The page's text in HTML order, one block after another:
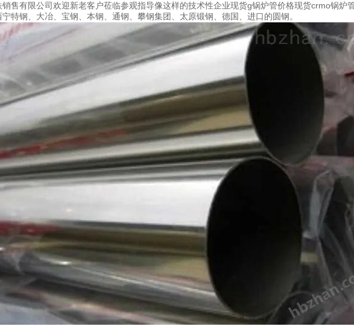
售有限公司欢迎新老客户莅临参观指导像这样的技术性企业现货g锅炉管价格现货crmo锅炉
特钢、大冶、宝钢、本钢、通钢、攀钢集团、太原锻钢、德国、进口的圆钢。